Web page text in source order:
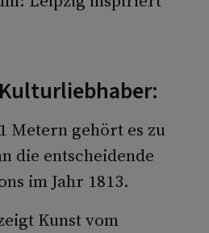
Metern gehört es zu
die entscheidende
im Jahr 1813.
Kunst vom